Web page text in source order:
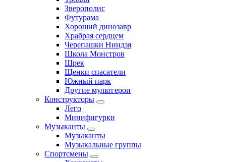
Зверополис
Футурама
Хороший динозавр
Храбрая сердцем
Черепашки Ниндзя
Школа Монстров
Шрек
Щенки спасатели
Южный парк
Другие мультгерои
Конструкторы
Лего
Минифигурки
Музыканты
Музыканты
Музыкальные группы
Спортсмены